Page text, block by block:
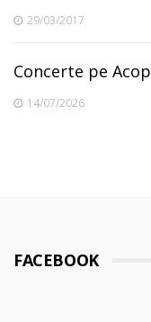
29/03/2017
Concerte pe
14/07/2026
FACEBOOK